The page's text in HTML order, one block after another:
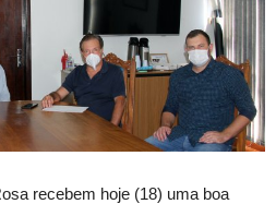
recebem hoje (18) uma boa